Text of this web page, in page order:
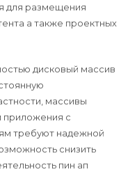
для размещения
а также проектных
дисковый массив
массивы
с
требуют надежной
снизить
пин ап